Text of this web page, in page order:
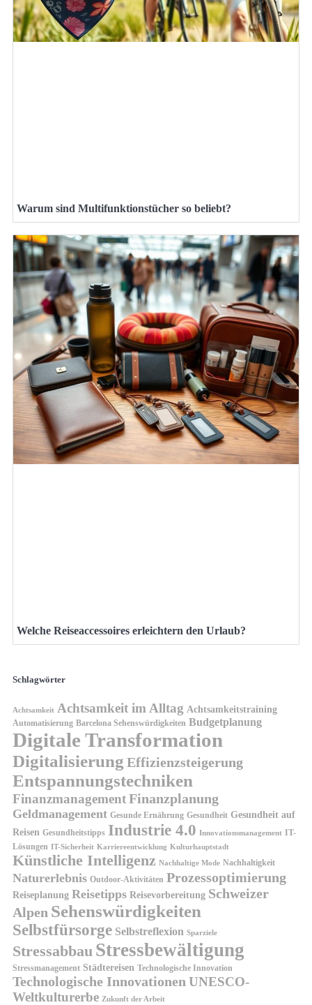
Warum sind Multifunktionstücher so beliebt?
Welche Reiseaccessoires erleichtern den Urlaub?
Schlagwörter
Achtsamkeit Achtsamkeit im Alltag Achtsamkeitstraining
Automatisierung Barcelona Sehenswürdigkeiten Budgetplanung
Digitale Transformation
Digitalisierung Effizienzsteigerung
Entspannungstechniken
FinanzmanagementFinanzplanung
Geldmanagement Gesunde Ernährung Gesundheit Gesundheit auf
Reisen Gesundheitstipps Industrie 4.0 Innovationsmanagement IT-
Lösungen IT-Sicherheit Karriereentwicklung Kulturhauptstadt
Künstliche Intelligenz Nachhaltige Mode Nachhaltigkeit
Naturerlebnis Outdoor-Aktivitäten Prozessoptimierung
Reiseplanung Reisetipps Reisevorbereitung Schweizer
Alpen Sehenswürdigkeiten
Selbstfürsorge Selbstreflexion Sparziele
Stressabbau Stressbewältigung
Stressmanagement Städtereisen Technologische Innovation
Technologische Innovationen UNESCO-
Weltkulturerbe Zukunft der Arbeit